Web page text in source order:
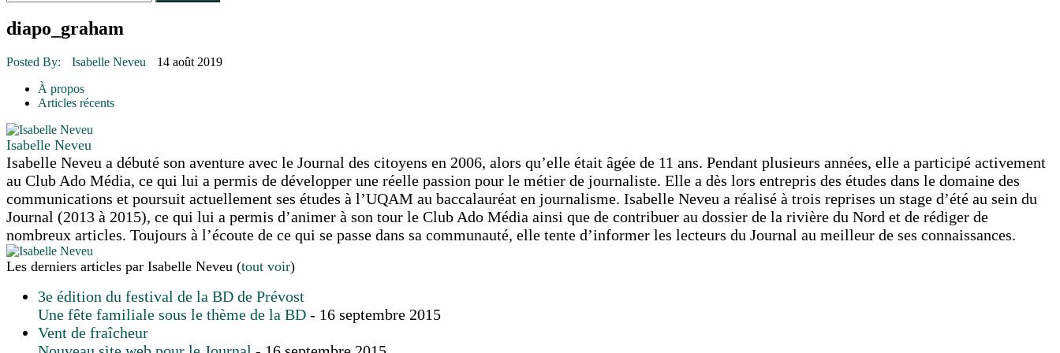
30 juin 2015
16 juillet 2026 | Une Saint-Jean rassembleuse
16 juillet 2026 | POLITIQUE
16 juillet 2026
16 juillet 2026
diapo_graham
Posted By: Isabelle Neveu
14 août 2019
À propos
Articles récents
Isabelle Neveu
Isabelle Neveu a débuté son aventure avec le Journal des citoyens en 2006, alors qu’elle était âgée de 11 ans. Pendant plusieurs années, elle a participé activement
au Club Ado Média, ce qui lui a permis de développer une réelle passion pour le métier de journaliste. Elle a dès lors entrepris des études dans le domaine des
communications et poursuit actuellement ses études à l’UQAM au baccalauréat en journalisme. Isabelle Neveu a réalisé à trois reprises un stage d’été au sein du
Journal (2013 à 2015), ce qui lui a permis d’animer à son tour le Club Ado Média ainsi que de contribuer au dossier de la rivière du Nord et de rédiger de
nombreux articles. Toujours à l’écoute de ce qui se passe dans sa communauté, elle tente d’informer les lecteurs du Journal au meilleur de ses connaissances.
Les derniers articles par Isabelle Neveu (tout voir)
3e édition du festival de la BD de Prévost
Une fête familiale sous le thème de la BD - 16 septembre 2015
Vent de fraîcheur